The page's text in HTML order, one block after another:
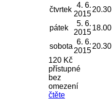
čtvrtek
4. 6.
2015
20.30
pátek
5. 6.
2015
18.00
sobota
6. 6.
2015
20.30
120 Kč
přístupné
bez
omezení
čtěte